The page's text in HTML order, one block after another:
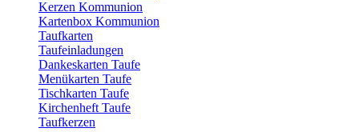
Kerzen Kommunion
Kartenbox Kommunion
Taufkarten
Taufeinladungen
Dankeskarten Taufe
Menükarten Taufe
Tischkarten Taufe
Kirchenheft Taufe
Taufkerzen